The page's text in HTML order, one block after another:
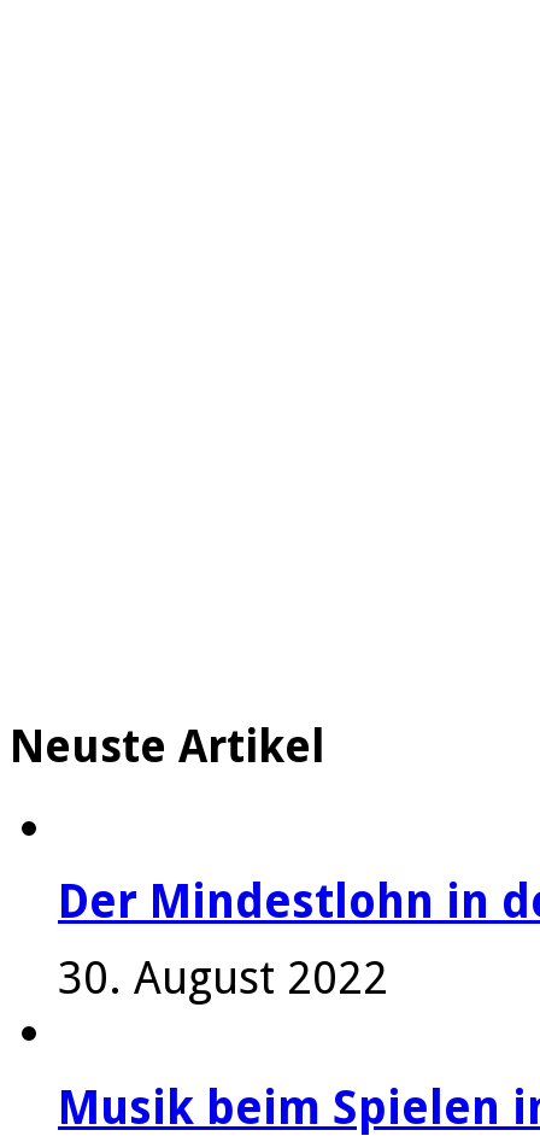
Neuste Artikel
Der Mindestlohn in
30. August 2022
Musik beim Spielen